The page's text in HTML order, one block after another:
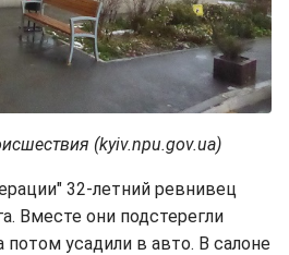
(kyiv.npu.gov.ua)
32-летний ревнивец
Вместе они подстерегли
потом усадили в авто. В салоне